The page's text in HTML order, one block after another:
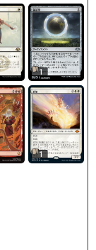
1
1